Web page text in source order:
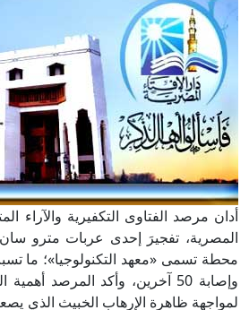
أدان مرصد الفتاوى التكفيرية والآراء
المصرية، تفجيرَ إحدى عربات مترو
وإصابة 50 آخرين، وأكد المرصد
لمواجهة ظاهرة الإرهاب الخبيث الذي